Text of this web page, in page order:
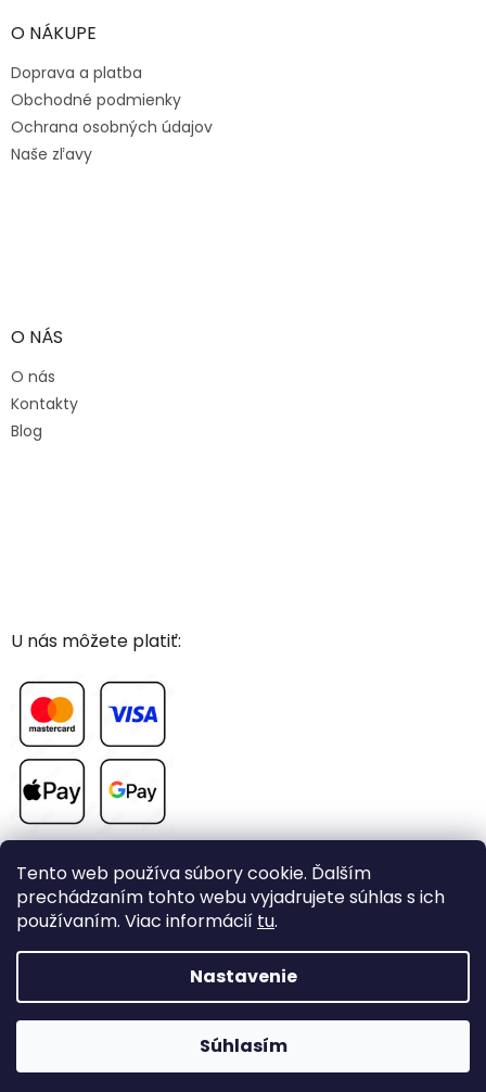
Tento web používa súbory cookie. Ďalším
prechádzaním tohto webu vyjadrujete súhlas s ich
používaním. Viac informácií tu.
Nastavenie
Súhlasím
ä
e
O NÁKUPE
Doprava a platba
Obchodné podmienky
Ochrana osobných údajov
Naše zľavy
O NÁS
O nás
Kontakty
Blog
U nás môžete platiť:
Copyright 2026CHOVAME-PAPAGAJE.sk. Všetky práva
vyhradené.